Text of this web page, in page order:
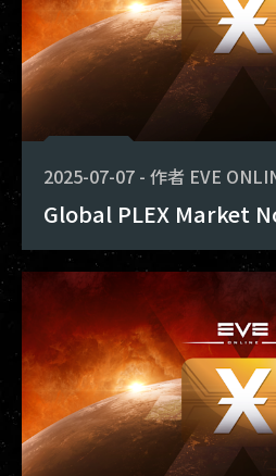
2025-07-07 - 作者 EVE
Global PLEX Market